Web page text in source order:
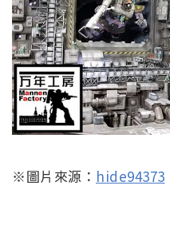
※圖片來源： hide94373